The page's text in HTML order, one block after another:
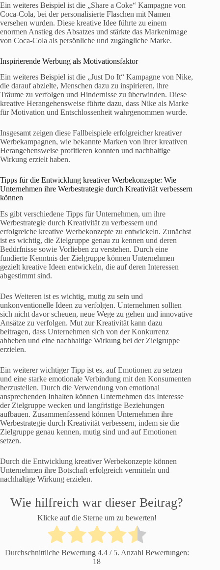
Ein weiteres Beispiel ist die „Share a Coke“ Kampagne von
Coca-Cola, bei der personalisierte Flaschen mit Namen
versehen wurden. Diese kreative Idee führte zu einem
enormen Anstieg des Absatzes und stärkte das Markenimage
von Coca-Cola als persönliche und zugängliche Marke.
Inspirierende Werbung als Motivationsfaktor
Ein weiteres Beispiel ist die „Just Do It“ Kampagne von Nike,
die darauf abzielte, Menschen dazu zu inspirieren, ihre
Träume zu verfolgen und Hindernisse zu überwinden. Diese
kreative Herangehensweise führte dazu, dass Nike als Marke
für Motivation und Entschlossenheit wahrgenommen wurde.
Insgesamt zeigen diese Fallbeispiele erfolgreicher kreativer
Werbekampagnen, wie bekannte Marken von ihrer kreativen
Herangehensweise profitieren konnten und nachhaltige
Wirkung erzielt haben.
Tipps für die Entwicklung kreativer Werbekonzepte: Wie
Unternehmen ihre Werbestrategie durch Kreativität verbessern
können
Es gibt verschiedene Tipps für Unternehmen, um ihre
Werbestrategie durch Kreativität zu verbessern und
erfolgreiche kreative Werbekonzepte zu entwickeln. Zunächst
ist es wichtig, die Zielgruppe genau zu kennen und deren
Bedürfnisse sowie Vorlieben zu verstehen. Durch eine
fundierte Kenntnis der Zielgruppe können Unternehmen
gezielt kreative Ideen entwickeln, die auf deren Interessen
abgestimmt sind.
Des Weiteren ist es wichtig, mutig zu sein und
unkonventionelle Ideen zu verfolgen. Unternehmen sollten
sich nicht davor scheuen, neue Wege zu gehen und innovative
Ansätze zu verfolgen. Mut zur Kreativität kann dazu
beitragen, dass Unternehmen sich von der Konkurrenz
abheben und eine nachhaltige Wirkung bei der Zielgruppe
erzielen.
Ein weiterer wichtiger Tipp ist es, auf Emotionen zu setzen
und eine starke emotionale Verbindung mit den Konsumenten
herzustellen. Durch die Verwendung von emotional
ansprechenden Inhalten können Unternehmen das Interesse
der Zielgruppe wecken und langfristige Beziehungen
aufbauen. Zusammenfassend können Unternehmen ihre
Werbestrategie durch Kreativität verbessern, indem sie die
Zielgruppe genau kennen, mutig sind und auf Emotionen
setzen.
Durch die Entwicklung kreativer Werbekonzepte können
Unternehmen ihre Botschaft erfolgreich vermitteln und
nachhaltige Wirkung erzielen.
Wie hilfreich war dieser Beitrag?
Klicke auf die Sterne um zu bewerten!
Durchschnittliche Bewertung 4.4/ 5. Anzahl Bewertungen:
18